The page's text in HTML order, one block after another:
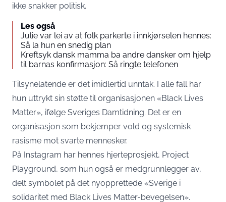
ikke snakker politisk.
Les også
Julie var lei av at folk parkerte i innkjørselen hennes:
Så la hun en snedig plan
Kreftsyk dansk mamma ba andre dansker om hjelp
til barnas konfirmasjon: Så ringte telefonen
Tilsynelatende er det imidlertid unntak. I alle fall har
hun uttrykt sin støtte til organisasjonen «Black Lives
Matter», ifølge Sveriges Damtidning. Det er en
organisasjon som bekjemper vold og systemisk
rasisme mot svarte mennesker.
På Instagram har hennes hjerteprosjekt, Project
Playground, som hun også er medgrunnlegger av,
delt symbolet på det nyopprettede «Sverige i
solidaritet med Black Lives Matter-bevegelsen».